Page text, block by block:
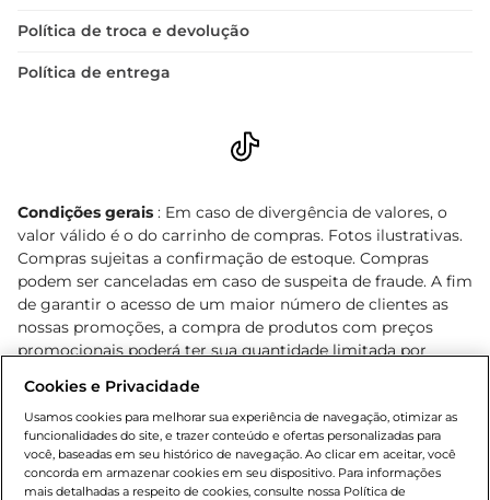
Política de troca e devolução
Política de entrega
Condições gerais : Em caso de divergência de valores, o
valor válido é o do carrinho de compras. Fotos ilustrativas.
Compras sujeitas a confirmação de estoque. Compras
podem ser canceladas em caso de suspeita de fraude. A fim
de garantir o acesso de um maior número de clientes as
nossas promoções, a compra de produtos com preços
promocionais poderá ter sua quantidade limitada por
o e-commerce e válidos durante o dia de hoje, podendo
sofrer alterações sem prévia notificação. Proibida a venda
de bebidas alcoólicas para menores de 18 anos, conforme
Lei n.º 8069/90, art. 81, inciso II (Estatuto da Criança e do
Adolescente). Preços e condições exclusivos para o
Cookies e Privacidade
Usamos cookies para melhorar sua experiência de navegação, otimizar as
funcionalidades do site, e trazer conteúdo e ofertas personalizadas para
você, baseadas em seu histórico de navegação. Ao clicar em aceitar, você
concorda em armazenar cookies em seu dispositivo. Para informações
mais detalhadas a respeito de cookies, consulte nossa Política de